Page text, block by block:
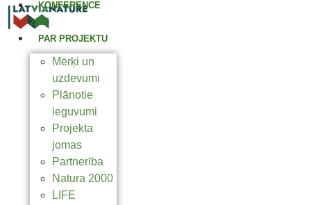
KONFERENCE
2025
PAR PROJEKTU
Mērķi un
uzdevumi
Plānotie
ieguvumi
Projekta
jomas
Partnerība
Natura 2000
LIFE